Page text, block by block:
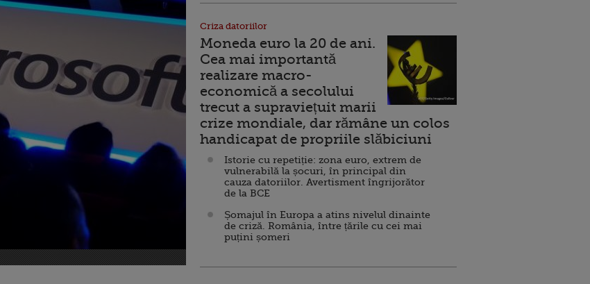
Criza datoriilor
Moneda euro la 20 de ani.
Cea mai importantă
realizare macro-
economică a secolului
trecut a supraviețuit marii
crize mondiale, dar rămâne un colos
handicapat de propriile slăbiciuni
Istorie cu repetiție: zona euro, extrem de
vulnerabilă la șocuri, în principal din
cauza datoriilor. Avertisment îngrijorător
de la BCE
Șomajul în Europa a atins nivelul dinainte
de criză. România, între țările cu cei mai
puțini șomeri